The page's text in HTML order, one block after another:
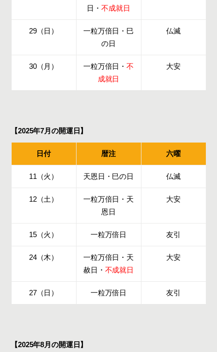
日・不成就日
29（日）
一粒万倍日・巳
の日
仏滅
30（月） 一粒万倍日・不
成就日
大安
【2025年7月の開運日】
日付 暦注 六曜
11（火） 天恩日・巳の日 仏滅
12（土）
一粒万倍日・天
恩日
大安
15（火） 一粒万倍日 友引
24（木）
一粒万倍日・天
赦日・ 不成就日
大安
27（日） 一粒万倍日 友引
【2025年8月の開運日】